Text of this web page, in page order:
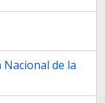
Nacional de la